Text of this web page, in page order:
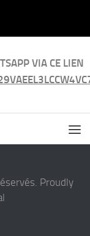
VIA CE LIEN
Proudly